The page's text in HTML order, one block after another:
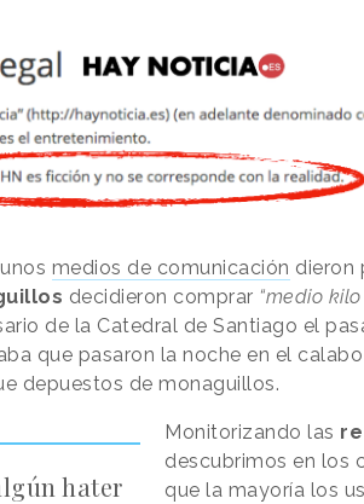
medios de comunicación dieron
decidieron comprar “medio
de la Catedral de Santiago el
que pasaron la noche en el
depuestos de monaguillos.
hater
Monitorizando las
descubrimos en los
que la mayoría los